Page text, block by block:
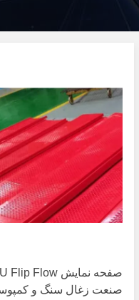
صنعت زغال سنگ و